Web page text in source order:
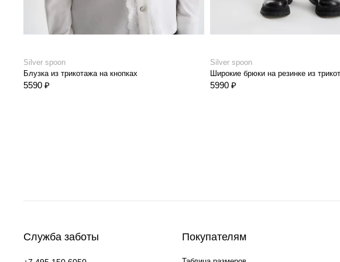
Silver spoon
Блузка из трикотажа на кнопках
5590 ₽
Silver spoon
5990 ₽
Служба заботы Покупателям